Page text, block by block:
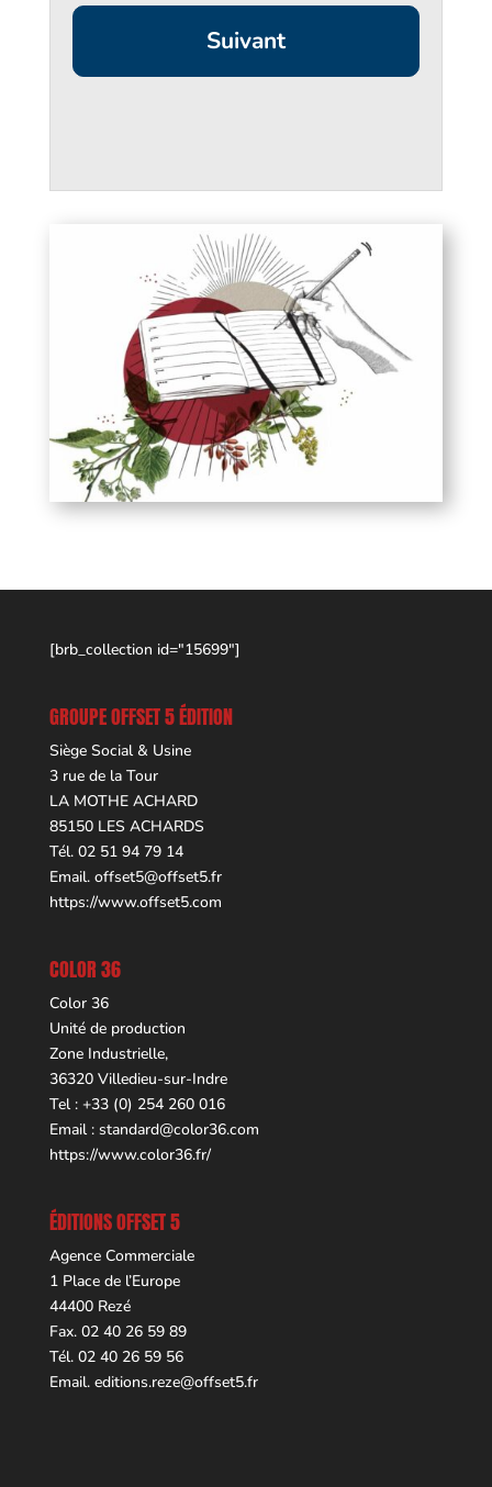
[brb_collection id="15699"]
GROUPE OFFSET 5 ÉDITION
Siège Social & Usine
3 rue de la Tour
LA MOTHE ACHARD
85150 LES ACHARDS
Tél. 02 51 94 79 14
Email. offset5@offset5.fr
https://www.offset5.com
COLOR 36
Color 36
Unité de production
Zone Industrielle,
36320 Villedieu-sur-Indre
Tel : +33 (0) 254 260 016
Email : standard@color36.com
https://www.color36.fr/
ÉDITIONS OFFSET 5
Agence Commerciale
1 Place de l’Europe
44400 Rezé
Fax. 02 40 26 59 89
Tél. 02 40 26 59 56
Email. editions.reze@offset5.fr